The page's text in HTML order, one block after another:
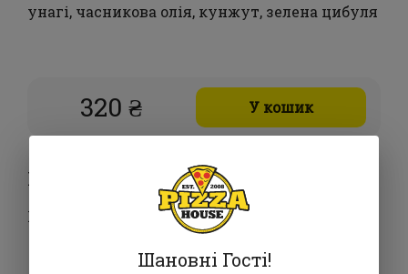
унагі, часникова олія, кунжут, зелена цибуля
320 ₴ У кошик
Хочу додати
Гострота:
Не гостре +0 ₴Шановні Гості!